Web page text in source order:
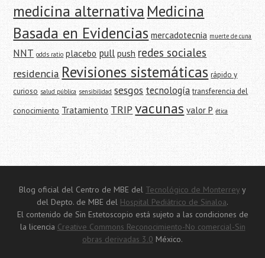
medicina alternativa Medicina
Basada en Evidencias mercadotecnia muerte de cuna
NNT odds ratio placebo pull push redes sociales
residencia Revisiones sistemáticas rápido y
curioso salud pública sensibilidad sesgos tecnología transferencia del
conocimiento Tratamiento TRIPvacunas valor P ética
Blog oficial del Centro de MBE del Tecnológico de Monterrey y
del Depto. de MBE del Hospital Pediátrico de Sinaloa.
El contenido de Sin Estetoscopio está sujeto a las condiciones de
la licencia Creative Commons Reconocimiento-No comercial-Sin
obras derivadas 3.0 México.